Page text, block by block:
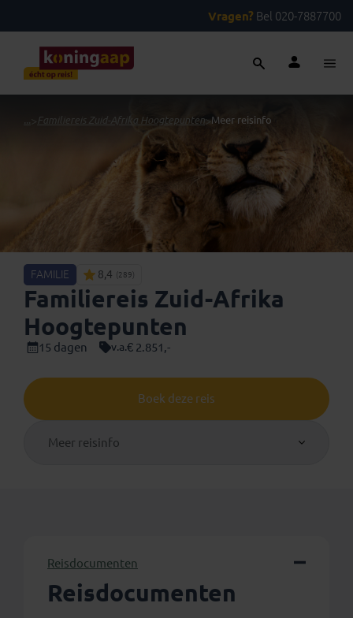
Vragen? Bel 020-7887700
> Familiereis Zuid-Afrika Hoogtepunten>Meer reisinfo
FAMILIE 8,4 (289)
Familiereis Zuid-Afrika
Hoogtepunten
15 dagen v.a.€ 2.851,-
Boek deze reis
Meer reisinfo
Reisdocumenten
Reisdocumenten